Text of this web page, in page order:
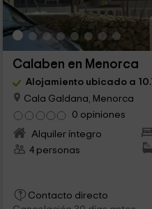
Calaben en Menorca
Alojamiento ubicado a
Cala Galdana, Menorca
0 opiniones
Alquiler íntegro
4 personas
Contacto directo